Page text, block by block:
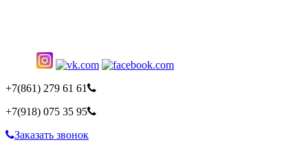
+7(861) 279 61 61
+7(918) 075 35 95
Заказать звонок